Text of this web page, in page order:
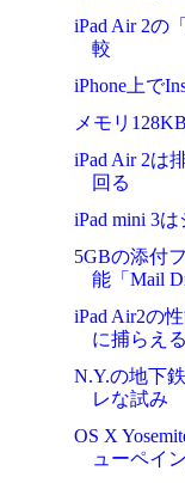
iPad Air 2の
較
iPhone上で
メモリ
iPad Air 2は
回る
iPad mini 3
5GBの添付
能「Mail
iPad Air2の
に捕らえる
N.Y.の地下
レな試み
OS X
ューペイ